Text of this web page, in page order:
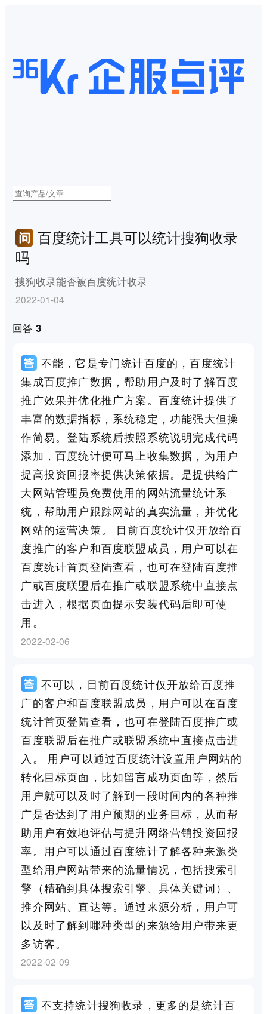
百度统计工具可以统计搜狗收录
吗
搜狗收录能否被百度统计收录
2022-01-04
回答 3
不能，它是专门统计百度的，百度统计
集成百度推广数据，帮助用户及时了解百度
推广效果并优化推广方案。百度统计提供了
丰富的数据指标，系统稳定，功能强大但操
作简易。登陆系统后按照系统说明完成代码
添加，百度统计便可马上收集数据，为用户
提高投资回报率提供决策依据。是提供给广
大网站管理员免费使用的网站流量统计系
统，帮助用户跟踪网站的真实流量，并优化
网站的运营决策。 目前百度统计仅开放给百
度推广的客户和百度联盟成员，用户可以在
百度统计首页登陆查看，也可在登陆百度推
广或百度联盟后在推广或联盟系统中直接点
击进入，根据页面提示安装代码后即可使
用。
2022-02-06
不可以，目前百度统计仅开放给百度推
广的客户和百度联盟成员，用户可以在百度
统计首页登陆查看，也可在登陆百度推广或
百度联盟后在推广或联盟系统中直接点击进
入。 用户可以通过百度统计设置用户网站的
转化目标页面，比如留言成功页面等，然后
用户就可以及时了解到一段时间内的各种推
广是否达到了用户预期的业务目标，从而帮
助用户有效地评估与提升网络营销投资回报
率。用户可以通过百度统计了解各种来源类
型给用户网站带来的流量情况，包括搜索引
擎（精确到具体搜索引擎、具体关键词）、
推介网站、直达等。通过来源分析，用户可
以及时了解到哪种类型的来源给用户带来更
多访客。
2022-02-09
不支持统计搜狗收录，更多的是统计百